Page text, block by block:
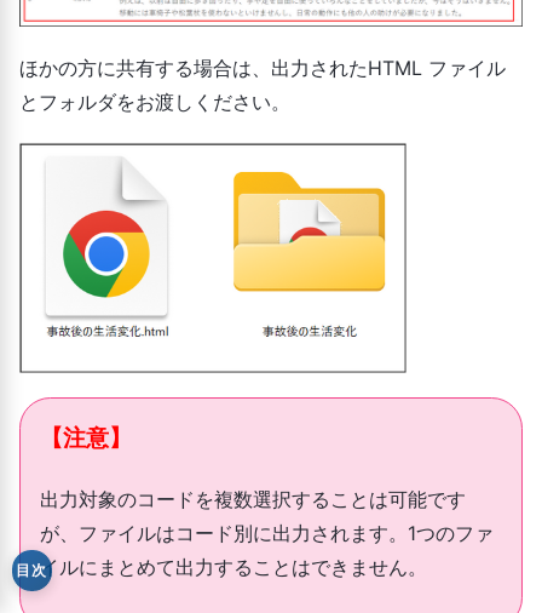
ほかの方に共有する場合は、出力されたHTML ファイル
とフォルダをお渡しください。
【注意】
出力対象のコードを複数選択することは可能です
が、ファイルはコード別に出力されます。1つのファ
イルにまとめて出力することはできません。
目次